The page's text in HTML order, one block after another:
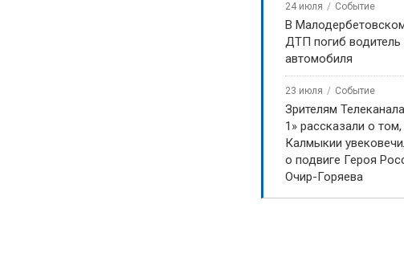
24 июля Событие
В
ДТП погиб водитель
автомобиля
23 июля Событие
Зрителям
1» рассказали о том,
Калмыкии
о подвиге Героя
Очир-Горяева